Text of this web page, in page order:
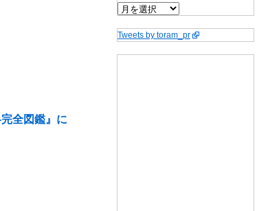
全図鑑』に
Tweets by toram_pr